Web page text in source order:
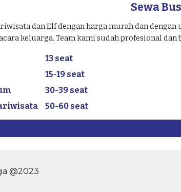
Sewa
dan Elf dengan harga murah dan
keluarga. Team kami sudah profesional
13 seat
15-19 seat
30-39 seat
50-60 seat
@2023